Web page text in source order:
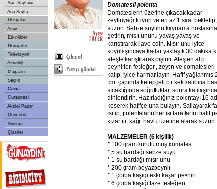
Sarı Sayfalar
Ana Sayfa
Dosyalar
Arşiv
Etkinlikler
Günaydın
Televizyon
Astroloji
Magazin
Sağlık
Cuma
Cumartesi
Aktüel Pazar
Otomobil
Sinema
Çizerler
Domatesli polenta
Domateslerin üzerine çıkacak kadar
zeytinyağı koyun ve en az 1 saat bekletip,
süzün. Sebze suyunu kaynama noktasına
getirin, mısır ununu yavaş yavaş ve
karıştırarak ilave edin. Mısır unu iyice
koyulaşıncaya kadar yaklaşık 30 dakika
ateşte karıştırarak pişirin. Ateşten alıp
peynirler, fesleğen, zeytin ve domatesleri
katıp, iyice harmanlayın. Hafif yağlanmış
cm. çapında kelepçeli bir kek kalıbına
sıcaklığında soğuttuktan sonra
dinlendirin. Hazırladığınız polentayı 16
keserek hafifçe una bulayın. Sallayarak
ısıtıp, polentaların her iki taraflarını hafif
kızartıp, kağıt havlu üzerine alarak
MALZEMELER (6 kişilik)
* 100 gram kurutulmuş domates
* 5 su bardağı sebze suyu
* 1 su bardağı mısır unu
* 200 gram beyazpeynir
* 1 çorba kaşığı eski kaşar peyniri
* 6 çorba kaşığı taze fesleğen